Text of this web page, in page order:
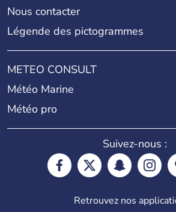
Nous contacter
Légende des pictogrammes
METEO CONSULT
Météo Marine
Météo pro
Suivez-nous :
Retrouvez nos